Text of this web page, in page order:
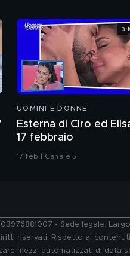
UOMINI E DONNE
Esterna di Ciro ed
17 febbraio
17 feb | Canale 5
3
- Sede legale:
riservati. Rispetto ai
mezzi automatizzati di data